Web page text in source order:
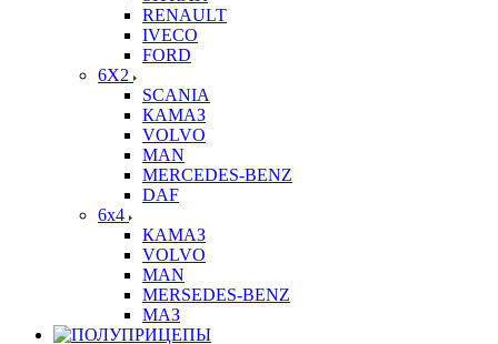
RENAULT
IVECO
FORD
6X2
SCANIA
КАМАЗ
VOLVO
MAN
MERCEDES-BENZ
DAF
6x4
КАМАЗ
VOLVO
MAN
MERSEDES-BENZ
МАЗ